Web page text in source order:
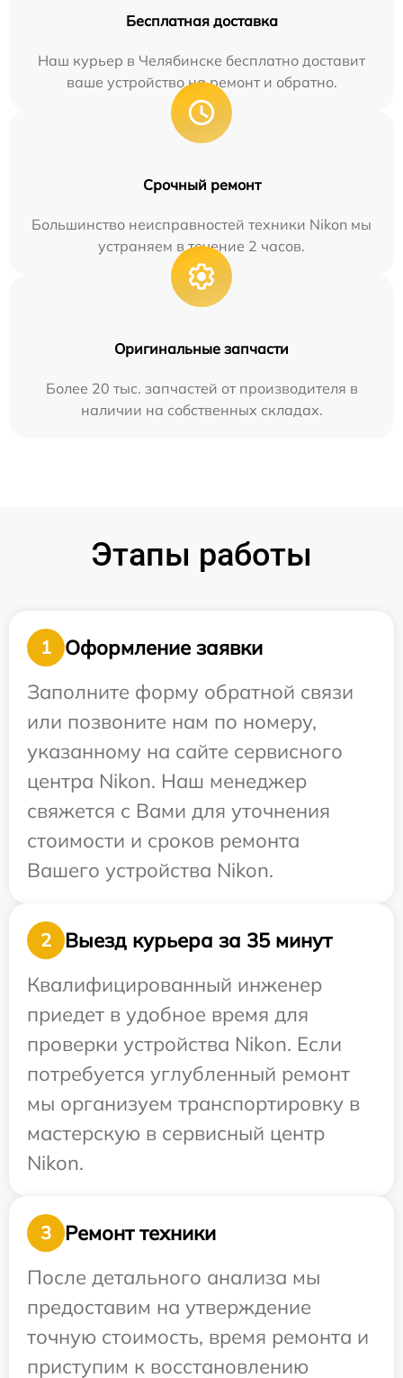
Бесплатная доставка
Наш курьер в Челябинске бесплатно доставит
ваше устройство на ремонт и обратно.
Срочный ремонт
Большинство неисправностей техники Nikon мы
устраняем в течение 2 часов.
Оригинальные запчасти
Более 20 тыс. запчастей от производителя в
наличии на собственных складах.
Этапы работы
1
Оформление заявки
Заполните форму обратной связи
или позвоните нам по номеру,
указанному на сайте сервисного
центра Nikon. Наш менеджер
свяжется с Вами для уточнения
стоимости и сроков ремонта
Вашего устройства Nikon.
2
Выезд курьера за 35 минут
Квалифицированный инженер
приедет в удобное время для
проверки устройства Nikon. Если
потребуется углубленный ремонт
мы организуем транспортировку в
мастерскую в сервисный центр
Nikon.
3
Ремонт техники
После детального анализа мы
предоставим на утверждение
точную стоимость, время ремонта и
приступим к восстановлению